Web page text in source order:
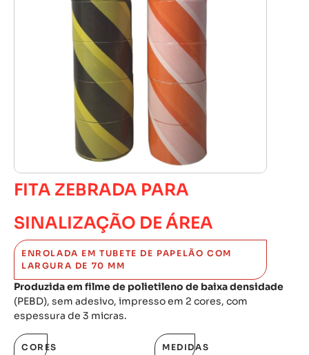
FITA ZEBRADA PARA
SINALIZAÇÃO DE ÁREA
ENROLADA EM TUBETE DE PAPELÃO COM
LARGURA DE 70 MM
Produzida em filme de polietileno de baixa densidade
(PEBD), sem adesivo, impresso em 2 cores, com
espessura de 3 micras.
CORES MEDIDAS